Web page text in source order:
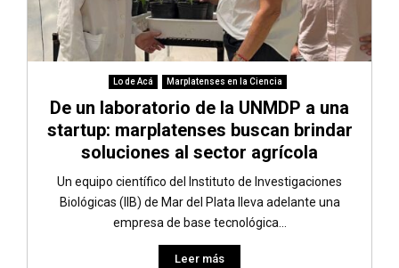
Lo de Acá Marplatenses en la Ciencia
De un laboratorio de la UNMDP a una
startup: marplatenses buscan brindar
soluciones al sector agrícola
Un equipo científico del Instituto de Investigaciones
Biológicas (IIB) de Mar del Plata lleva adelante una
empresa de base tecnológica...
Leer más